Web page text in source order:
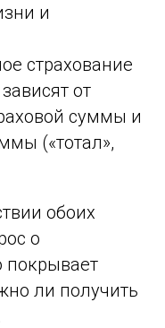
и
страхование
от
суммы и
(«тотал»,
обоих
о
покрывает
ли получить